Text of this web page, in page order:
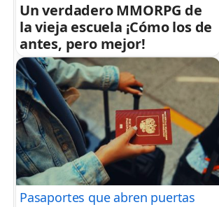
Un verdadero MMORPG de
la vieja escuela ¡Cómo los de
antes, pero mejor!
Pasaportes que abren puertas